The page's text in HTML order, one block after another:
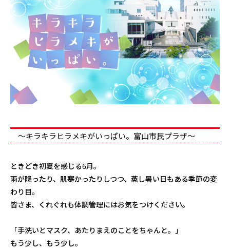
～キラキラヒラメキがいっぱい。 富山市民プラザ～
ときどき初夏を感じる6月。
雨が降ったり、肌寒かったりしつつ、蒸し暑い日もある季節の変
わり目。
皆さま、くれぐれも体調管理にはお気をつけください。
「手洗いとマスク、あたりまえのことをちゃんと。」
もう少し、もう少し。